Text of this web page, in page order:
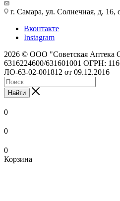
г. Самара, ул. Солнечная, д. 16,
Вконтакте
Instagram
2026 © ООО "Советская
6316224600/631601001 ОГРН:
ЛО-63-02-001812 от 09.12.2016
Найти
0
0
0
Корзина